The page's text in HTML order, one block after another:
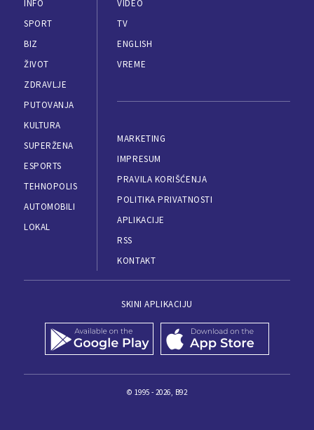
INFO
SPORT
BIZ
ŽIVOT
ZDRAVLJE
PUTOVANJA
KULTURA
SUPERŽENA
ESPORTS
TEHNOPOLIS
AUTOMOBILI
LOKAL
VIDEO
TV
ENGLISH
VREME
MARKETING
IMPRESUM
PRAVILA KORIŠĆENJA
POLITIKA PRIVATNOSTI
APLIKACIJE
RSS
KONTAKT
SKINI APLIKACIJU
© 1995 - 2026, B92